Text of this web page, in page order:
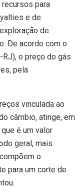
para
e de
de
De acordo com o
o preço do gás
pela
vinculada ao
câmbio, atinge, em
é um valor
geral, mais
o
para um corte de